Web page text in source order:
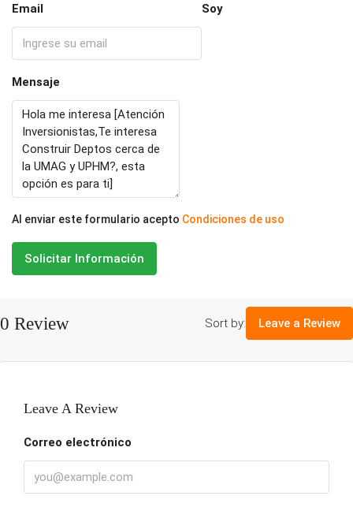
Email Soy
Mensaje
Al enviar este formulario acepto Condiciones de uso
Solicitar Información
0 Review Sort by: Leave a Review
Leave A Review
Correo electrónico